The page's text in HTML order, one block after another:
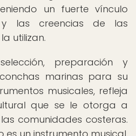
un fuerte vínculo
las creencias de las
utilizan.
preparación y
marinas para su
musicales, refleja
que se le otorga a
comunidades costeras.